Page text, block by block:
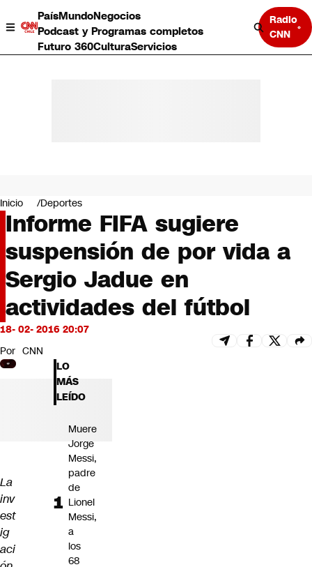
PaísMundoNegocios
Podcast y Programas completos
Futuro 360CulturaServicios
Radio
CNN
Negocios
Deportes
Programas completos
Cultura
Servicios
Bits
CNN Data
CNN tiempo
Futuro 360
Inicio Deportes
Informe FIFA sugiere
suspensión de por vida a
Sergio Jadue en
actividades del fútbol
18- 02- 2016 20:07
Por CNN
La
inv
est
ig
aci
LO
MÁS
LEÍDO
Muere
Jorge
Messi,
padre
de
Lionel
Messi,
a
los
68